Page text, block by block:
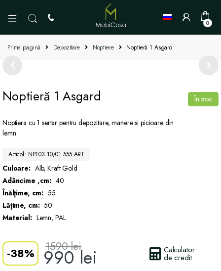
0
Prima pagină Depozitare Noptiere Noptieră 1 Asgard
Noptieră 1 Asgard
Noptiera cu 1 sertar pentru depozitare, manere si picioare din
lemn
Articol: NPT03.10/01.555.ART
Culoare: Alb, Kraft Gold
Adâncime ,cm: 40
Înălţime, cm: 55
Lățime, cm: 50
Material: Lemn, PAL
-38% 990lei
1590lei Calculator
de credit
În stoc